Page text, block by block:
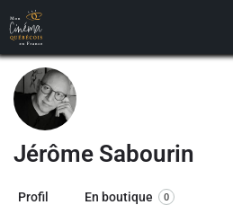
Jérôme Sabourin
Profil En boutique 0